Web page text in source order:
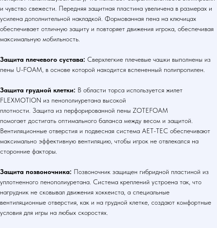
и чувство свежести. Передняя защитная пластина увеличена в размерах и
усилена дополнительной накладкой. Формованная пена на ключицах
обеспечивает отличную защиту и повторяет движения игрока, обеспечивая
максимальную мобильность.
Защита плечевого сустава: Сверхлегкие плечевые чашки выполнены из
пены U-FOAM, в основе которой находится вспененный полипропилен.
Защита грудной клетки: В области торса используется жилет
FLEXMOTION из пенополиуретана высокой
плотности. Защита из перфорированной пены ZOTEFOAM
помогает достигать оптимального баланса между весом и защитой.
Вентиляционные отверстия и подвесная система AET-TEC обеспечивают
максимально эффективную вентиляцию, чтобы игрок не отвлекался на
сторонние факторы.
Защита позвоночника: Позвоночник защищен гибридной пластиной из
уплотненного пенополиуретана. Система креплений устроена так, что
нагрудник не сковывал движения хоккеиста, а специальные
вентиляционные отверстия, как и на грудной клетке, создают комфортные
условия для игры на любых скоростях.